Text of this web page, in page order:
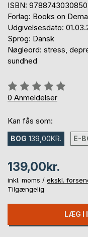
ISBN: 9788743030850
Forlag: Books on
Udgivelsesdato:
Sprog: Dansk
Nøgleord: stress,
sundhed
Anmeldelse::
0%
0 Anmeldelser
Kan fås som:
BOG 139,00KR. E-
139,00kr.
inkl. moms / ekskl.
Tilgængelig
LÆG I